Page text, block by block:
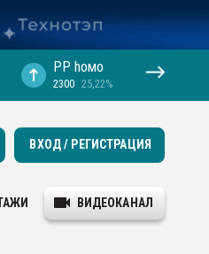
PP hомо
2300 25,22%
ВХОД / РЕГИСТРАЦИЯ
ВИДЕОКАНАЛ